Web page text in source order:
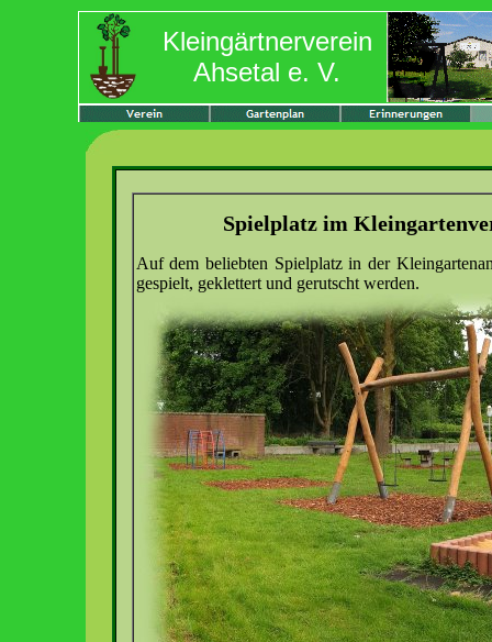
Kleingärtnerverein
Ahsetal e. V.
Spielplatz im
Auf dem beliebten Spielplatz in der
gespielt, geklettert und gerutscht werden.